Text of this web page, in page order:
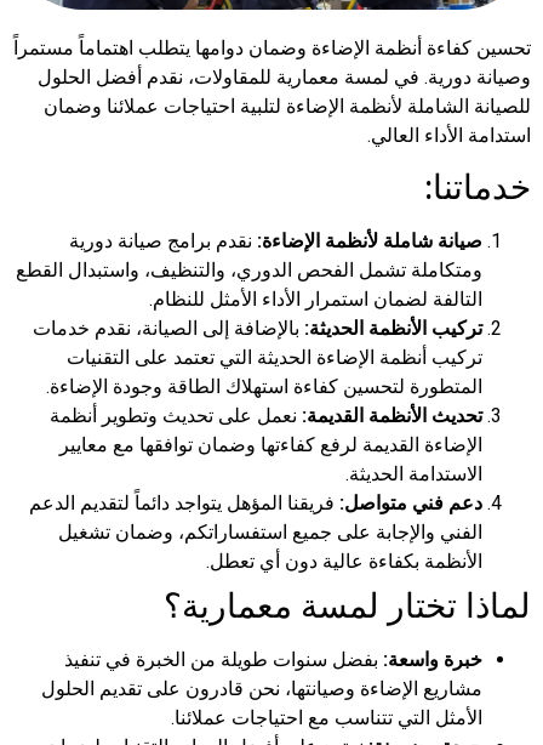
تحسين كفاءة أنظمة الإضاءة وضمان دوامها يتطلب اهتماماً مستمراً
وصيانة دورية. في لمسة معمارية للمقاولات، نقدم أفضل الحلول
للصيانة الشاملة لأنظمة الإضاءة لتلبية احتياجات عملائنا وضمان
استدامة الأداء العالي.
خدماتنا:
صيانة شاملة لأنظمة الإضاءة: نقدم برامج صيانة دورية
ومتكاملة تشمل الفحص الدوري، والتنظيف، واستبدال القطع
التالفة لضمان استمرار الأداء الأمثل للنظام.
تركيب الأنظمة الحديثة: بالإضافة إلى الصيانة، نقدم خدمات
تركيب أنظمة الإضاءة الحديثة التي تعتمد على التقنيات
المتطورة لتحسين كفاءة استهلاك الطاقة وجودة الإضاءة.
تحديث الأنظمة القديمة: نعمل على تحديث وتطوير أنظمة
الإضاءة القديمة لرفع كفاءتها وضمان توافقها مع معايير
الاستدامة الحديثة.
دعم فني متواصل: فريقنا المؤهل يتواجد دائماً لتقديم الدعم
الفني والإجابة على جميع استفساراتكم، وضمان تشغيل
الأنظمة بكفاءة عالية دون أي تعطل.
لماذا تختار لمسة معمارية؟
خبرة واسعة: بفضل سنوات طويلة من الخبرة في تنفيذ
مشاريع الإضاءة وصيانتها، نحن قادرون على تقديم الحلول
الأمثل التي تتناسب مع احتياجات عملائنا.